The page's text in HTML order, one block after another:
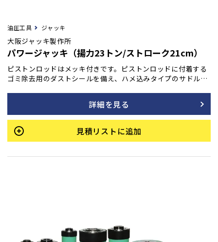
油圧工具 ジャッキ
大阪ジャッキ製作所
パワージャッキ（揚力23トン/ストローク21cm）
ピストンロッドはメッキ付きです。ピストンロッドに付着する
ゴミ除去用のダストシールを備え、ハメ込みタイプのサドルを
詳細を見る
見積リストに追加